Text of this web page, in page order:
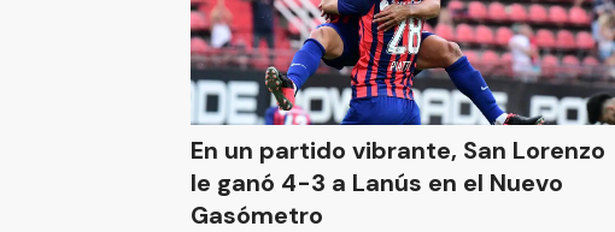
En un partido vibrante, San Lorenzo
le ganó 4-3 a Lanús en el Nuevo
Gasómetro